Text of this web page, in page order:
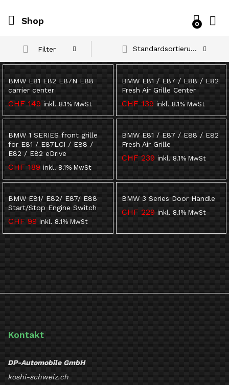
Shop 0
Filter Standardsortierung
BMW E81 E82 E87N E88
carrier center
CHF 149 inkl. 8.1% MwSt
BMW E81 / E87 / E88 / E82
Fresh Air Grille Center
CHF139 inkl. 8.1% MwSt
BMW 1 SERIES front grille
for E81 / E87LCI / E88 /
E82 / E82 eDrive
CHF 189 inkl. 8.1% MwSt
BMW E81 / E87 / E88 / E82
Fresh Air Grille
CHF239 inkl. 8.1% MwSt
BMW E81/ E82/ E87/ E88
Start/Stop Engine Switch
CHF 99 inkl. 8.1% MwSt
BMW 3 Series Door Handle
CHF229 inkl. 8.1% MwSt
Kontakt
DP-Automobile GmbH
koshi-schweiz.ch